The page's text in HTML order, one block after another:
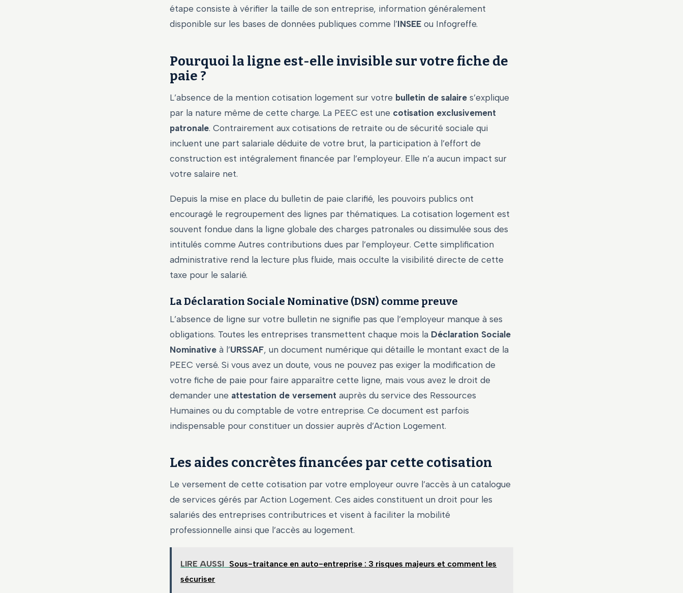
étape consiste à vérifier la taille de son entreprise, information généralement
disponible sur les bases de données publiques comme l’INSEE ou Infogreffe.
Pourquoi la ligne est-elle invisible sur votre fiche de
paie ?
L’absence de la mention cotisation logement sur votre bulletin de salaire s’explique
par la nature même de cette charge. La PEEC est une cotisation exclusivement
patronale. Contrairement aux cotisations de retraite ou de sécurité sociale qui
incluent une part salariale déduite de votre brut, la participation à l’effort de
construction est intégralement financée par l’employeur. Elle n’a aucun impact sur
votre salaire net.
Depuis la mise en place du bulletin de paie clarifié, les pouvoirs publics ont
encouragé le regroupement des lignes par thématiques. La cotisation logement est
souvent fondue dans la ligne globale des charges patronales ou dissimulée sous des
intitulés comme Autres contributions dues par l’employeur. Cette simplification
administrative rend la lecture plus fluide, mais occulte la visibilité directe de cette
taxe pour le salarié.
La Déclaration Sociale Nominative (DSN) comme preuve
L’absence de ligne sur votre bulletin ne signifie pas que l’employeur manque à ses
obligations. Toutes les entreprises transmettent chaque mois la Déclaration Sociale
Nominative à l’URSSAF, un document numérique qui détaille le montant exact de la
PEEC versé. Si vous avez un doute, vous ne pouvez pas exiger la modification de
votre fiche de paie pour faire apparaître cette ligne, mais vous avez le droit de
demander une attestation de versement auprès du service des Ressources
Humaines ou du comptable de votre entreprise. Ce document est parfois
indispensable pour constituer un dossier auprès d’Action Logement.
Les aides concrètes financées par cette cotisation
Le versement de cette cotisation par votre employeur ouvre l’accès à un catalogue
de services gérés par Action Logement. Ces aides constituent un droit pour les
salariés des entreprises contributrices et visent à faciliter la mobilité
professionnelle ainsi que l’accès au logement.
LIRE AUSSI Sous-traitance en auto-entreprise : 3 risques majeurs et comment les
sécuriser